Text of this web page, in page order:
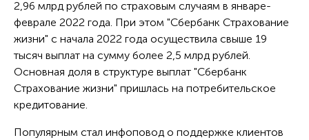
2,96 млрд рублей по страховым случаям в январе-
феврале 2022 года. При этом "Сбербанк Страхование
жизни" с начала 2022 года осуществила свыше 19
тысяч выплат на сумму более 2,5 млрд рублей.
Основная доля в структуре выплат "Сбербанк
Страхование жизни" пришлась на потребительское
кредитование.
Популярным стал инфоповод о поддержке клиентов